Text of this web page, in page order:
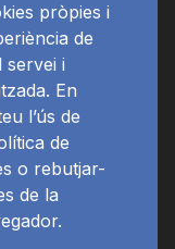
pròpies i
de
servei i
En
l’ús de
de
o rebutjar-
de la